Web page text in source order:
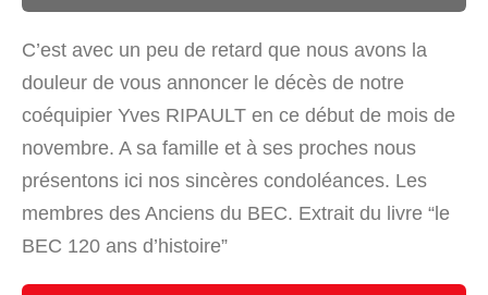
C’est avec un peu de retard que nous avons la
douleur de vous annoncer le décès de notre
coéquipier Yves RIPAULT en ce début de mois de
novembre. A sa famille et à ses proches nous
présentons ici nos sincères condoléances. Les
membres des Anciens du BEC. Extrait du livre “le
BEC 120 ans d’histoire”